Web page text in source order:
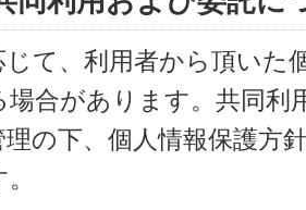
て、利用者から頂いた
場合があります。共同利
の下、個人情報保護方